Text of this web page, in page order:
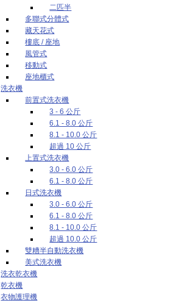
二匹半
多聯式分體式
藏天花式
樓底 / 座地
風管式
移動式
座地櫃式
洗衣機
前置式洗衣機
3 - 6 公斤
6.1 - 8.0 公斤
8.1 - 10.0 公斤
超過 10 公斤
上置式洗衣機
3.0 - 6.0 公斤
6.1 - 8.0 公斤
日式洗衣機
3.0 - 6.0 公斤
6.1 - 8.0 公斤
8.1 - 10.0 公斤
超過 10.0 公斤
雙糟半自動洗衣機
美式洗衣機
洗衣乾衣機
乾衣機
衣物護理機